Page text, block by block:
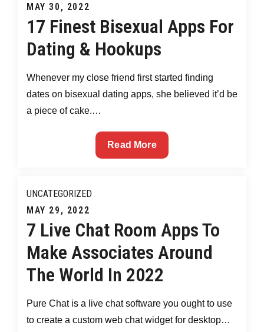
oculta
sobre
Cam4
Exposed
Posted
on
MAY 30, 2022
17 Finest Bisexual Apps For
Dating & Hookups
Whenever my close friend first started finding
dates on bisexual dating apps, she believed it’d be
a piece of cake.…
17
Finest
&
Hookups
Read More
UNCATEGORIZED
Posted
on
MAY 29, 2022
7 Live Chat Room Apps To
Make Associates Around
The World In 2022
Pure Chat is a live chat software you ought to use
to create a custom web chat widget for desktop…